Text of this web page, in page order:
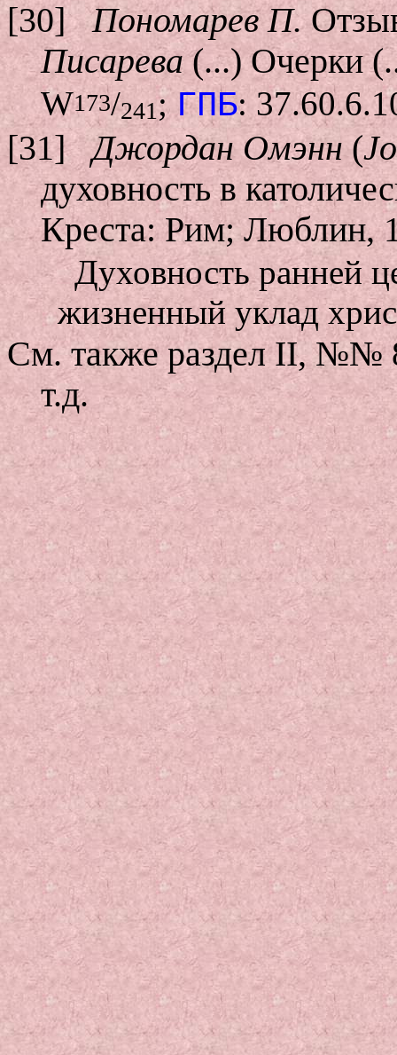
[30] Пономарев П.
Писарева(...) Очерки
W173/241;ГПБ:
[31] Джордан Омэнн(
духовность в
Креста: Рим; Люблин,
Духовность ранней
жизненный уклад
См. также раздел II, №№
т.д.